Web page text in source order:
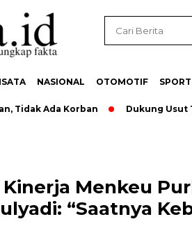
NASIONAL OTOMOTIF SPORT
Ada Korban Dukung Usut Tuntas
Menkeu
“Saatnya